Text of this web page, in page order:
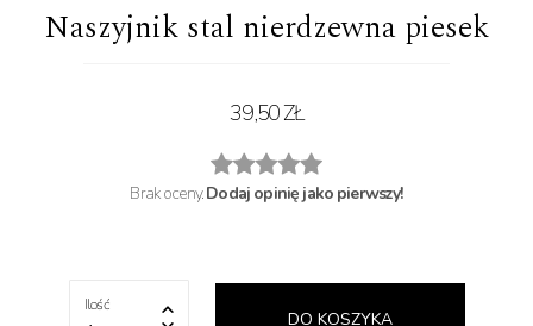
Naszyjnik stal nierdzewna piesek
39,50 ZŁ
Brak oceny.Dodaj opinię jako pierwszy!
Ilość
DO KOSZYKA